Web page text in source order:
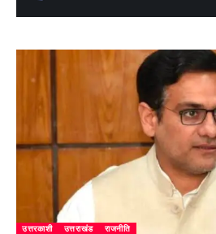
उत्तरकाशी उत्तराखंड राजनीति